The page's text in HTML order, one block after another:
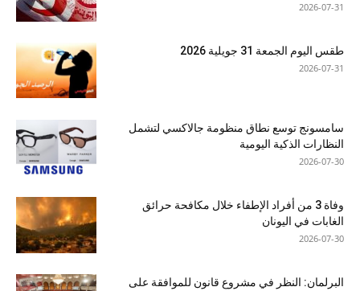
2026-07-31
طقس اليوم الجمعة 31 جويلية 2026
2026-07-31
سامسونج توسع نطاق منظومة جالاكسي لتشمل
النظارات الذكية اليومية
2026-07-30
وفاة 3 من أفراد الإطفاء خلال مكافحة حرائق
الغابات في اليونان
2026-07-30
البرلمان: النظر في مشروع قانون للموافقة على